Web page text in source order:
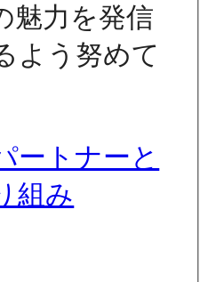
魅力を発信
よう努めて
ートナーと
組み